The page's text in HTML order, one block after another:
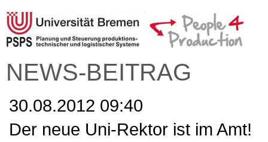
NEWS-BEITRAG
30.08.2012 09:40
Der neue Uni-Rektor ist im Amt!